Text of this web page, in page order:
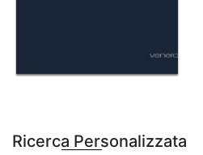
Ricerca Personalizzata